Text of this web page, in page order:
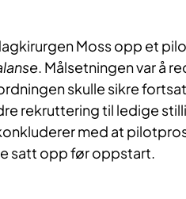
Moss opp et
. Målsetningen var å
skulle sikre
rekruttering til ledige
med at
satt opp før oppstart.